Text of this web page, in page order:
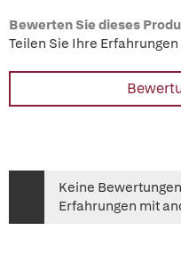
Bewerten Sie dieses
Teilen Sie Ihre
Keine
Erfahrungen mit